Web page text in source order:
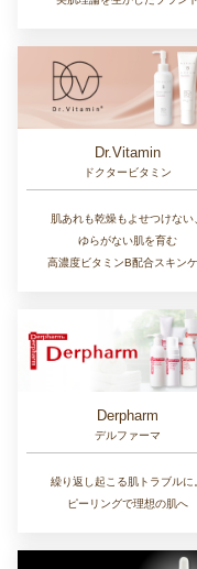
Dr.Vitamin
ドクタービタミン
肌あれも乾燥もよせつけない
ゆらがない肌を育む
高濃度ビタミンB配合スキン
Derpharm
デルファーマ
繰り返し起こる肌トラブルに
ピーリングで理想の肌へ